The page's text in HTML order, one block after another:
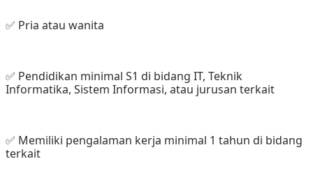
✅ Pria atau wanita
✅ Pendidikan minimal S1 di bidang IT, Teknik
Informatika, Sistem Informasi, atau jurusan terkait
✅ Memiliki pengalaman kerja minimal 1 tahun di bidang
terkait